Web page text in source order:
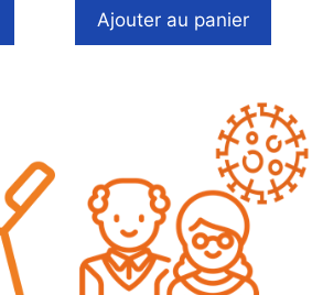
Ajouter au panier